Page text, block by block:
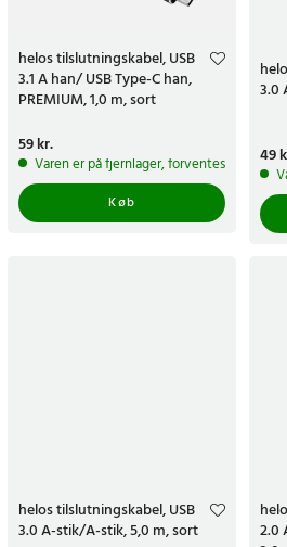
helos tilslutningskabel, USB
3.1 A han/ USB Type-C han,
PREMIUM, 1,0 m, sort
Pris:59 kr.
59 kr.
Varen er på fjernlager, forventes at blive
Køb
3.0
Pris
49
helos tilslutningskabel, USB
3.0 A-stik/A-stik, 5,0 m, sort
2.0